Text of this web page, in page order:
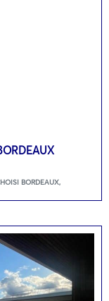
BORDEAUX,